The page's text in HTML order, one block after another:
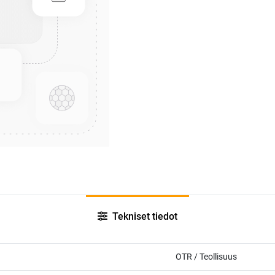
Tekniset tiedot
OTR / Teollisuus